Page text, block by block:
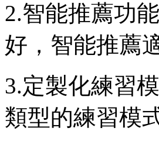
2.智能推薦功
好，智能推薦
3.定製化練習
類型的練習模